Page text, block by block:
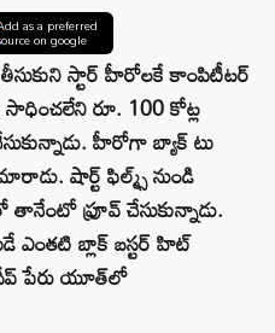
as a preferred
on google
స్టార్ హీరోలకే కాంపిటీటర్
సాధించలేని రూ. 100 కోట్ల
హీరోగా బ్యాక్ టు
షార్ట్ ఫిల్మ్స్ నుండి
తానేంటో ఫ్రూవ్ చేసుకున్నాడు.
ఎంతటి బ్లాక్ బస్టర్ హిట్
పేరు యూత్‌లో